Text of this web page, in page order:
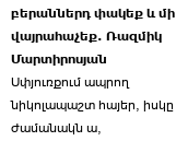
2026-06-25 23:21:00
բերաններդ փակեք և մի
վայրահաչեք. Ռազմիկ
Մարտիրոսյան
Սփյուռքում ապրող
նիկոլապաշտ հայեր, իսկը
ժամանակն ա,